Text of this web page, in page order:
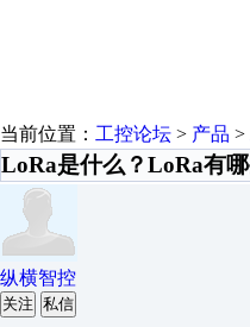
当前位置： 工控论坛 > 产品 >
LoRa是什么？LoRa有
纵横智控
关注 私信